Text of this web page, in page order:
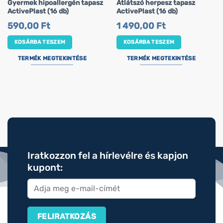
Gyermek hipoallergén tapasz
ActivePlast (16 db)
590,00 Ft
KOSÁRBA TESZEM
TERMÉK MEGTEKINTÉSE
Átlátszó herpesz tapasz
ActivePlast (16 db)
1 490,00 Ft
KOSÁRBA TESZEM
TERMÉK MEGTEKINTÉSE
Iratkozzon fel a hírlevélre és kapjon
kupont: